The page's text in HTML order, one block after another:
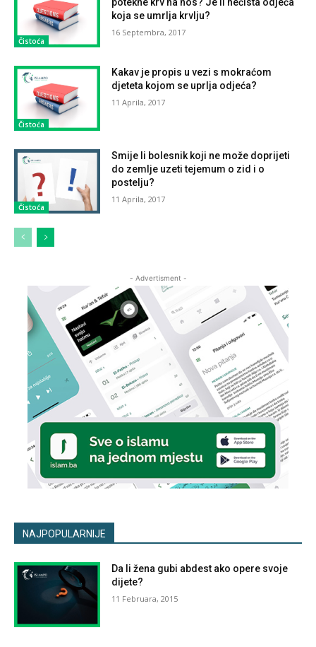
Čistoća
koja se umrlja krvlju?
16 Septembra, 2017
Čistoća
Kakav je propis u vezi s mokraćom
djeteta kojom se uprlja odjeća?
11 Aprila, 2017
Čistoća
Smije li bolesnik koji ne može doprijeti
do zemlje uzeti tejemum o zid i o
postelju?
11 Aprila, 2017
- Advertisment -
NAJPOPULARNIJE
Da li žena gubi abdest ako opere svoje
dijete?
11 Februara, 2015